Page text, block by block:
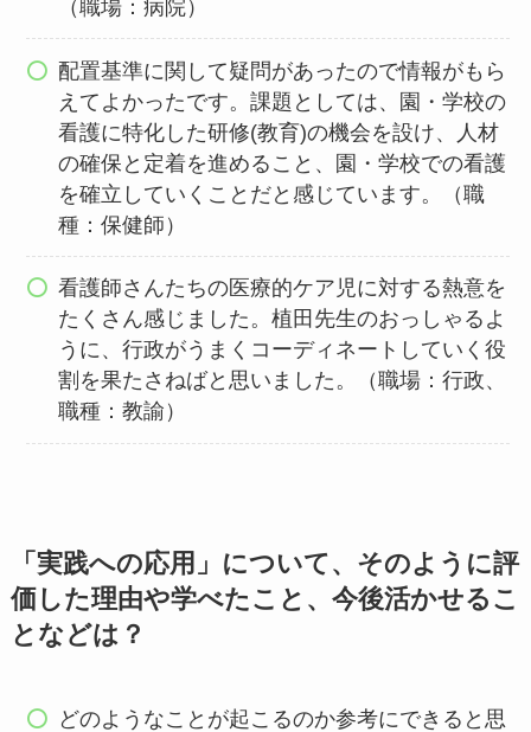
（職場：病院）
配置基準に関して疑問があったので情報がもら
えてよかったです。課題としては、園・学校の
看護に特化した研修(教育)の機会を設け、人材
の確保と定着を進めること、園・学校での看護
を確立していくことだと感じています。（職
種：保健師）
看護師さんたちの医療的ケア児に対する熱意を
たくさん感じました。植田先生のおっしゃるよ
うに、行政がうまくコーディネートしていく役
割を果たさねばと思いました。（職場：行政、
職種：教諭）
「実践への応用」について、そのように評
価した理由や学べたこと、今後活かせるこ
となどは？
どのようなことが起こるのか参考にできると思